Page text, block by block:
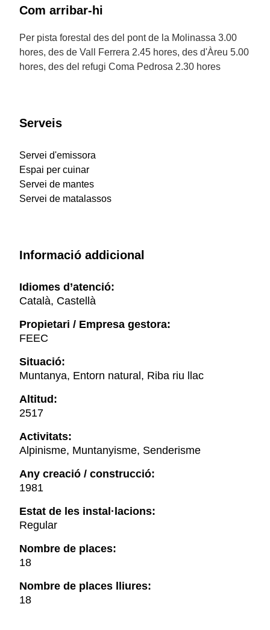
Com arribar-hi
Per pista forestal des del pont de la Molinassa 3.00
hores, des de Vall Ferrera 2.45 hores, des d'Àreu 5.00
hores, des del refugi Coma Pedrosa 2.30 hores
Serveis
Servei d'emissora
Espai per cuinar
Servei de mantes
Servei de matalassos
Informació addicional
Idiomes d’atenció:
Català, Castellà
Propietari / Empresa gestora:
FEEC
Situació:
Muntanya, Entorn natural, Riba riu llac
Altitud:
2517
Activitats:
Alpinisme, Muntanyisme, Senderisme
Any creació / construcció:
1981
Estat de les instal·lacions:
Regular
Nombre de places:
18
Nombre de places lliures:
18